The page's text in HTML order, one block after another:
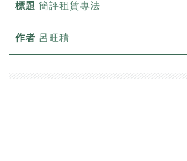
簡評租賃專法
呂旺積